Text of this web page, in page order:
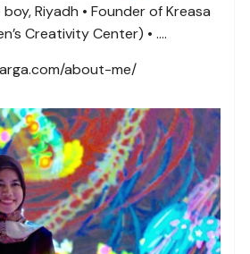
Riyadh • Founder of Kreasa
Creativity Center) • ….
about-me/